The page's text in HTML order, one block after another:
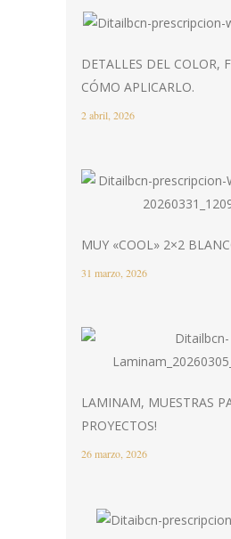
DETALLES DEL COLOR,
CÓMO APLICARLO.
2 abril, 2026
MUY «COOL» 2×2
31 marzo, 2026
LAMINAM, MUESTRAS
PROYECTOS!
26 marzo, 2026